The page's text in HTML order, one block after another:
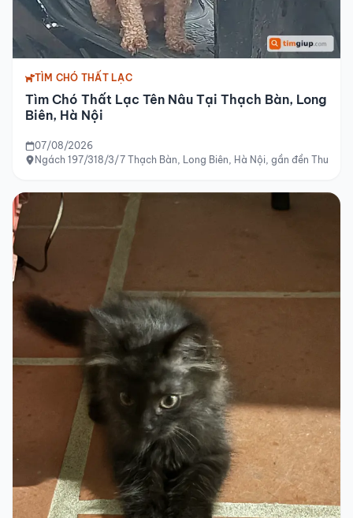
TÌM CHÓ THẤT LẠC
Tìm Chó Thất Lạc Tên Nâu Tại Thạch Bàn, Long
Biên, Hà Nội
07/08/2026
Ngách 197/318/3/7 Thạch Bàn, Long Biên, Hà Nội, gần đền Thượng